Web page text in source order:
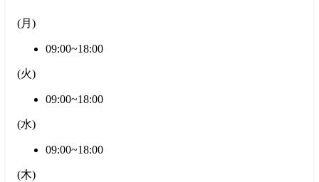
(月 )
09:00~18:00
(火)
09:00~18:00
(水)
09:00~18:00
(木)